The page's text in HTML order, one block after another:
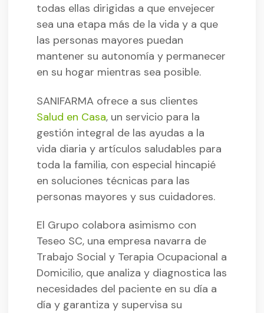
todas ellas dirigidas a que envejecer
sea una etapa más de la vida y a que
las personas mayores puedan
mantener su autonomía y permanecer
en su hogar mientras sea posible.
SANIFARMA ofrece a sus clientes
Salud en Casa, un servicio para la
gestión integral de las ayudas a la
vida diaria y artículos saludables para
toda la familia, con especial hincapié
en soluciones técnicas para las
personas mayores y sus cuidadores.
El Grupo colabora asimismo con
Teseo SC, una empresa navarra de
Trabajo Social y Terapia Ocupacional a
Domicilio, que analiza y diagnostica las
necesidades del paciente en su día a
día y garantiza y supervisa su